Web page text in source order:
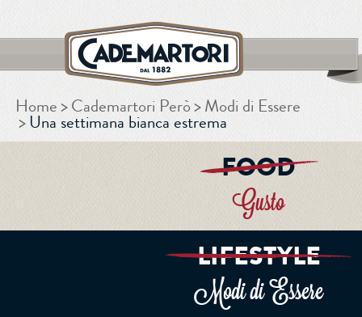
Home Cademartori Però Modi di Essere
Una settimana bianca estrema
FOOD
Gusto
LIFESTYLE
Modi di Essere